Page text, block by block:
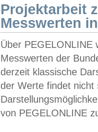
Projektarbeit
Messwerten
Über PEGELONLINE
Messwerten der
derzeit klassische
der Werte findet
von PEGELONLINE